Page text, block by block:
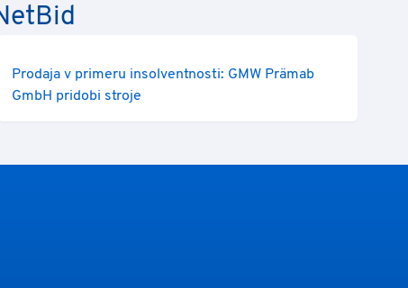
Prodaja v primeru insolventnosti: GMW Prämab
GmbH pridobi stroje